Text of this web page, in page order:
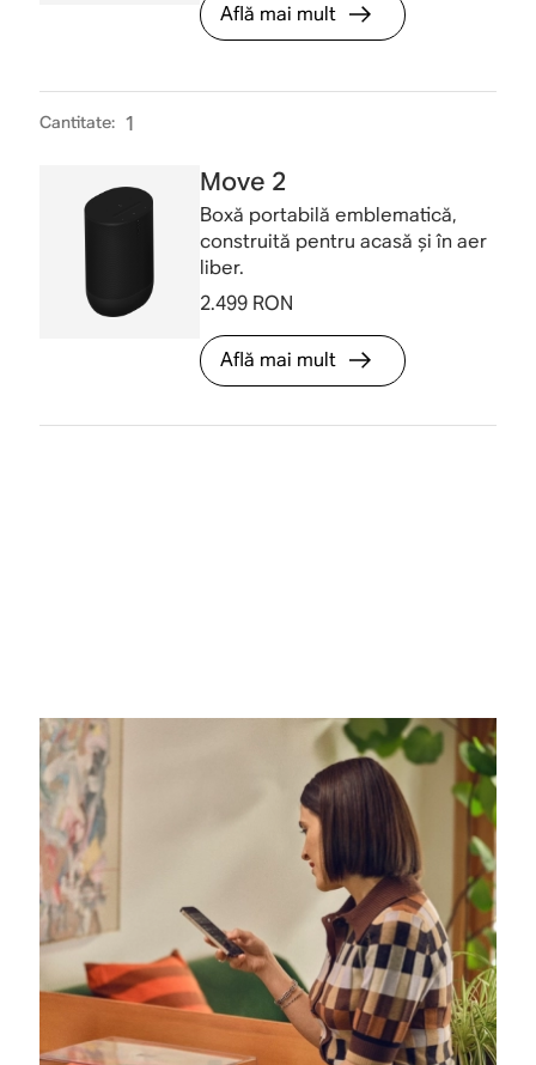
Află mai mult
Cantitate: 1
Move 2
Boxă portabilă emblematică,
construită pentru acasă și în aer
liber.
2.499 RON
Află mai mult